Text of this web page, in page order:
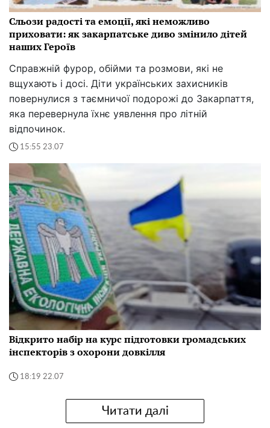
Сльози радості та емоції, які неможливо
приховати: як закарпатське диво змінило дітей
наших Героїв
Справжній фурор, обійми та розмови, які не
вщухають і досі. Діти українських захисників
повернулися з таємничої подорожі до Закарпаття,
яка перевернула їхнє уявлення про літній
відпочинок.
15:55 23.07
Відкрито набір на курс підготовки громадських
інспекторів з охорони довкілля
18:19 22.07
Читати далі